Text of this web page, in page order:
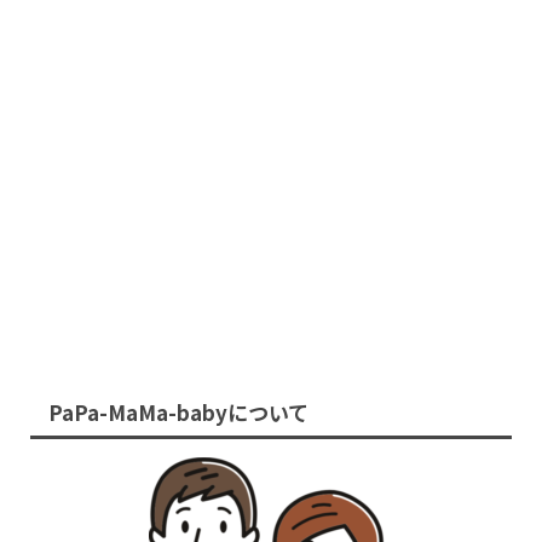
PaPa-MaMa-babyについて